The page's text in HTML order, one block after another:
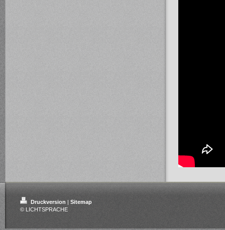
Druckversion | Sitemap
© LICHTSPRACHE